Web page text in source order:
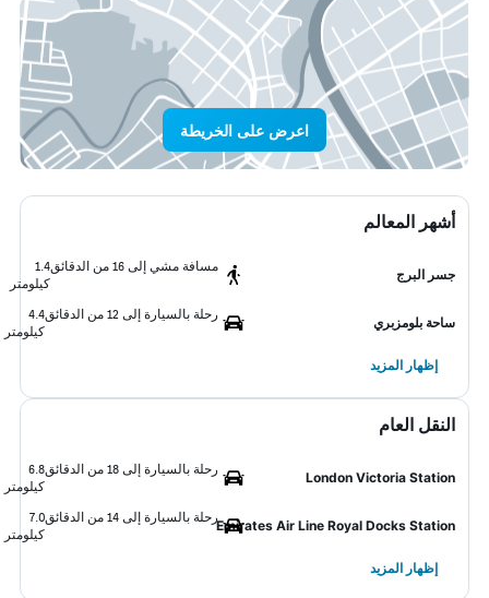
اعرض على الخريطة
أشهر المعالم
جسر البرج
مسافة مشي إلى 16 من الدقائق
1.4
كيلومتر
ساحة بلومزبري
رحلة بالسيارة إلى 12 من الدقائق
4.4
كيلومتر
إظهار المزيد
النقل العام
London Victoria Station
رحلة بالسيارة إلى 18 من الدقائق
6.8
كيلومتر
Emirates Air Line Royal Docks Station
رحلة بالسيارة إلى 14 من الدقائق
7.0
كيلومتر
إظهار المزيد